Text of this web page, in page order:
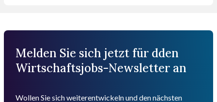
Karrierechancen profitieren, die die Zukunft der
Melden Sie sich jetzt für dden
Wirtschaftsjobs-Newsletter an
Wollen Sie sich weiterentwickeln und den nächsten